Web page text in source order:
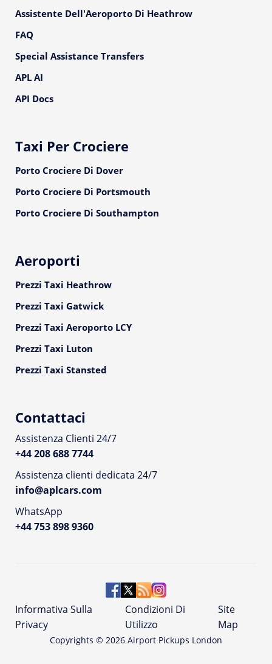
Assistente Dell'Aeroporto Di Heathrow
FAQ
Special Assistance Transfers
APL AI
API Docs
Taxi Per Crociere
Porto Crociere Di Dover
Porto Crociere Di Portsmouth
Porto Crociere Di Southampton
Aeroporti
Prezzi Taxi Heathrow
Prezzi Taxi Gatwick
Prezzi Taxi Aeroporto LCY
Prezzi Taxi Luton
Prezzi Taxi Stansted
Contattaci
Assistenza Clienti 24/7
+44 208 688 7744
Assistenza clienti dedicata 24/7
info@aplcars.com
WhatsApp
+44 753 898 9360
Copyrights © 2026 Airport Pickups London
Informativa Sulla
Privacy
Condizioni Di
Utilizzo
Site
Map